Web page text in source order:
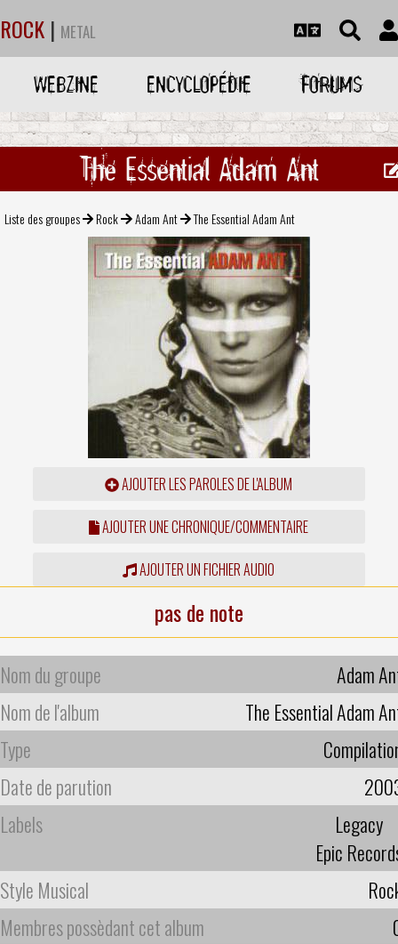
ROCK | METAL
WEBZINE ENCYCLOPÉDIE FORUMS
The Essential Adam Ant
Liste des groupes Rock Adam Ant The Essential Adam Ant
AJOUTER LES PAROLES DE L'ALBUM
AJOUTER UNE CHRONIQUE/COMMENTAIRE
AJOUTER UN FICHIER AUDIO
pas de note
Nom du groupe
Adam
Nom de l'album
The Essential Adam
Type
Date de parution
Labels
Legacy
Epic
Style Musical
Membres possèdant cet album